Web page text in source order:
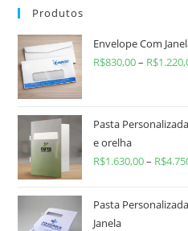
Produtos
Envelope Com
R$830,00– R$
Pasta
e orelha
R$1.630,00– R$
Pasta
Janela